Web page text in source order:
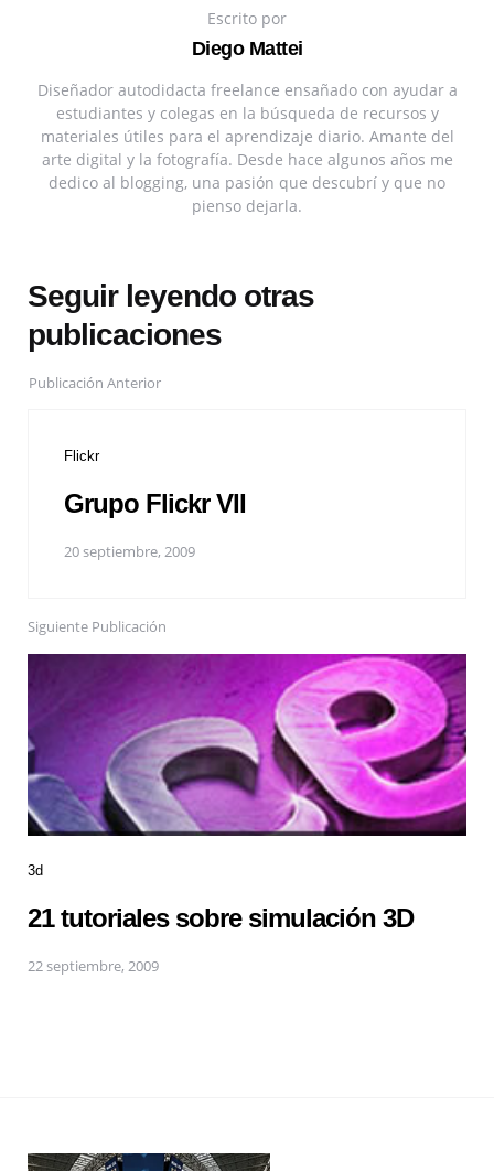
Escrito por
Diego Mattei
Diseñador autodidacta freelance ensañado con ayudar a
estudiantes y colegas en la búsqueda de recursos y
materiales útiles para el aprendizaje diario. Amante del
arte digital y la fotografía. Desde hace algunos años me
dedico al blogging, una pasión que descubrí y que no
pienso dejarla.
Seguir leyendo otras
publicaciones
Publicación Anterior
Flickr
Grupo Flickr VII
20 septiembre, 2009
Siguiente Publicación
3d
21 tutoriales sobre simulación 3D
22 septiembre, 2009